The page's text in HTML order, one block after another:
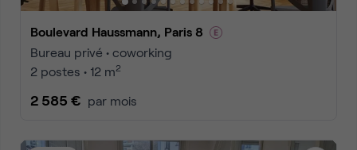
Boulevard Haussmann, Paris 8
Bureau privé • coworking
2 postes • 12 m2
2 585 € par mois